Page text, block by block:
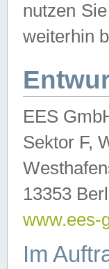
nutzen
weiterhin
EES
Sektor F,
13353
www.ees-
Im